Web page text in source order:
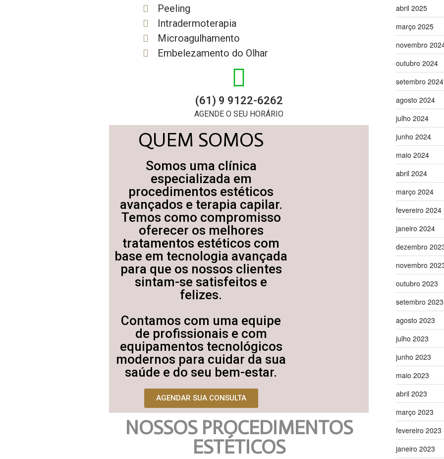
Peeling
Intradermoterapia
Microagulhamento
Embelezamento do Olhar
(61) 9 9122-6262
AGENDE O SEU HORÁRIO
QUEM SOMOS
Somos uma clínica
especializada em
procedimentos estéticos
avançados e terapia capilar.
Temos como compromisso
oferecer os melhores
tratamentos estéticos com
base em tecnologia avançada
para que os nossos clientes
sintam-se satisfeitos e
felizes.
Contamos com uma equipe
de profissionais e com
equipamentos tecnológicos
modernos para cuidar da sua
saúde e do seu bem-estar.
AGENDAR SUA CONSULTA
NOSSOS PROCEDIMENTOS
ESTÉTICOS
abril 2025
março 2025
novembro
outubro 2024
setembro 2024
agosto 2024
julho 2024
junho 2024
maio 2024
abril 2024
março 2024
fevereiro 2024
janeiro 2024
dezembro
novembro
outubro 2023
setembro 2023
agosto 2023
julho 2023
junho 2023
maio 2023
abril 2023
março 2023
fevereiro 2023
janeiro 2023